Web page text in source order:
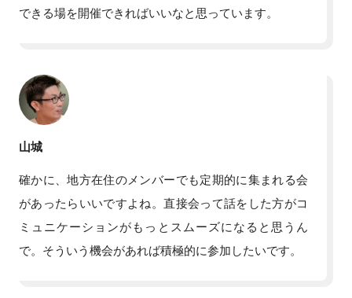
できる場を開催できればいいなと思っています。
山城
確かに、地方在住のメンバーでも定期的に集まれる会
があったらいいですよね。直接会って話をした方がコ
ミュニケーションがもっとスムーズになると思うん
で。そういう機会があれば積極的に参加したいです。